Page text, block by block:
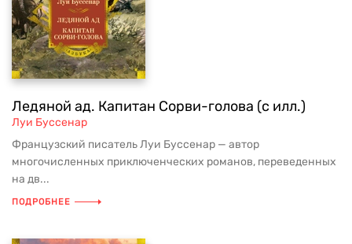
Ледяной ад. Капитан Сорви-голова (с илл.)
Луи Буссенар
Французский писатель Луи Буссенар — автор
многочисленных приключенческих романов, переведенных
на дв...
ПОДРОБНЕЕ